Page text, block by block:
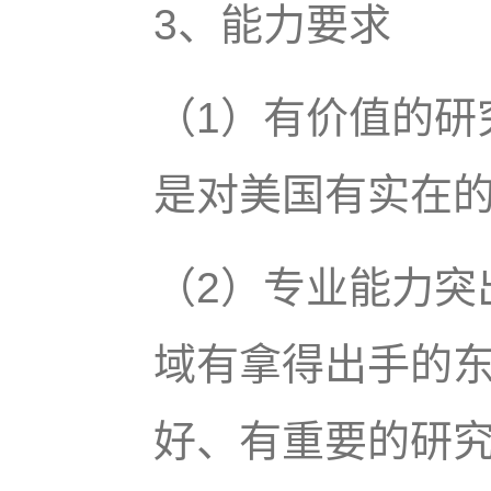
3、能力要求
（1）有价值的
是对美国有实在
（2）专业能力
域有拿得出手的
好、有重要的研